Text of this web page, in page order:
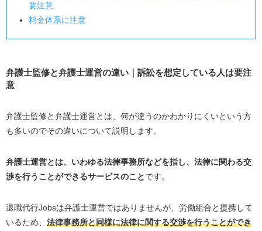
要注意
料金体系に注意
弁護士監修と弁護士運営の違い｜訴訟を想定している人は要注
意
弁護士監修と弁護士運営とは、何が違うのかわかりにくいという方
も多いのでその違いについて説明します。
弁護士運営とは、いわゆる法律事務所などを指し、法律に関わる交
渉を行うことができるサービスのことです。
退職代行Jobsは弁護士運営ではありませんが、労働組合と提携して
いるため、 法律事務所と同様に法律に関する交渉を行うことができ